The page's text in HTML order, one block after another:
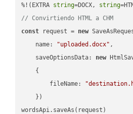
%!(EXTRA string=DOCX, string
// Convirtiendo HTML a CHM
const request = new
name: "uploaded.docx" ,
saveOptionsData: new
    {
fileName:
    })
wordsApi.saveAs(request)